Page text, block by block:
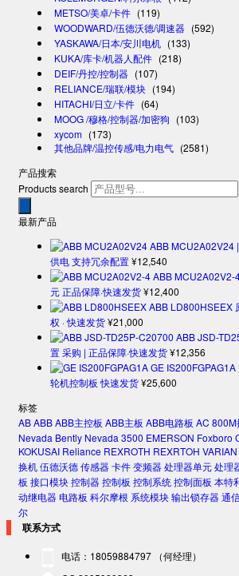
METSO/美卓/卡件 (119)
WOODWARD/伍德沃德/调速器 (592)
YASKAWA/日本/安川电机 (133)
KUKA/库卡/机器人配件 (218)
DEIF/丹控/控制器 (107)
RELIANCE/瑞联/模块 (194)
HITACHI/日立/卡件 (64)
MOOG /穆格/控制器/加密狗 (103)
xycom (173)
其他品牌/温控传感/电力电气 (2581)
产品搜索
Products search
最新产品
ABB MCU2A02V24
供电 支持冗余配置¥12,540
ABB MCU2A02V2-
元 正品保障·快速发货¥12,400
ABB LD800HSEEX
权 · 快速发货¥21,000
ABB JSD-
置 采购 | 正品保障·快速发货¥12,356
GE
轮机控制板 快速发货¥25,600
标签
ABABBABB主控板 ABB主板 ABB电路板 AC 800M
Nevada Bently Nevada 3500 EMERSON Foxboro
KOKUSAI Reliance REXROTH REXRTOH VARIAN
换机伍德沃德传感器卡件变频器处理器单元处理
板 接口模块控制器控制板 控制系统控制面板 本特
动继电器电路板 科尔摩根 系统模块输出锁存器通
尔
联系方式
电话：18059884797 （何经理）